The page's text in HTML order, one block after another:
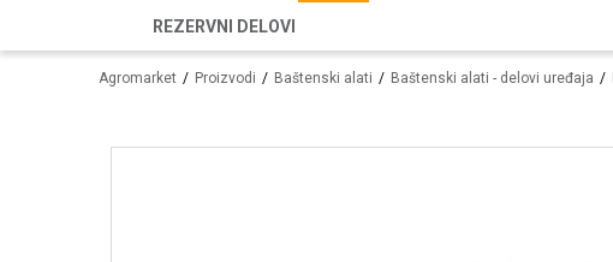
REZERVNI DELOVI
Agromarket Proizvodi Baštenski alati Baštenski alati - delovi uređaja